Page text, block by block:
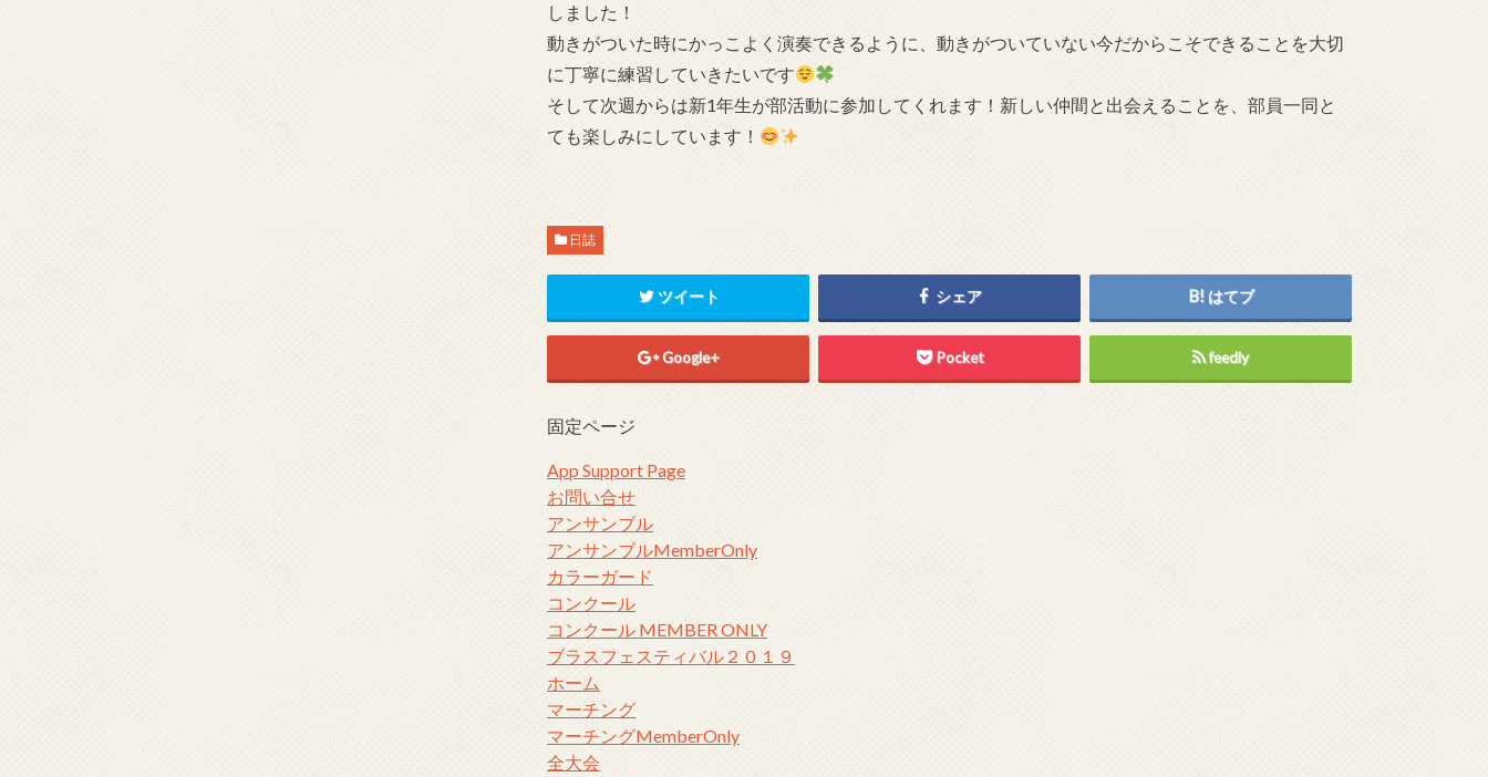
しました！
動きがついた時にかっこよく演奏できるように、動きがついていない今だからこそできることを大切
に丁寧に練習していきたいです
そして次週からは新1年生が部活動に参加してくれます！新しい仲間と出会えることを、部員一同と
ても楽しみにしています！
日誌
ツイート シェア はてブ
Google+ Pocket feedly
固定ページ
App Support Page
お問い合せ
アンサンブル
アンサンブルMemberOnly
カラーガード
コンクール
コンクール MEMBER ONLY
ブラスフェスティバル２０１９
ホーム
マーチング
マーチングMemberOnly
全大会